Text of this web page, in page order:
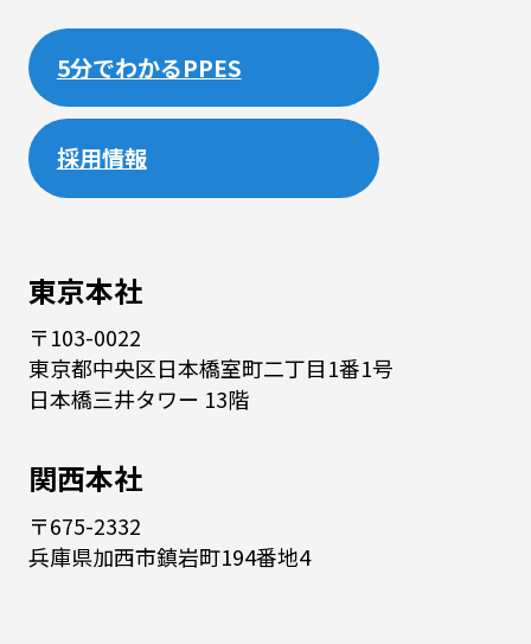
東京本社
〒103-0022
東京都中央区日本橋室町二丁目1番1号
日本橋三井タワー 13階
関西本社
〒675-2332
兵庫県加西市鎮岩町194番地4
5分でわかるPPES
採用情報